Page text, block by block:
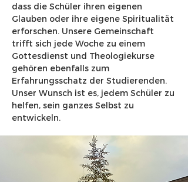
dass die Schüler ihren eigenen
Glauben oder ihre eigene Spiritualität
erforschen. Unsere Gemeinschaft
trifft sich jede Woche zu einem
Gottesdienst und Theologiekurse
gehören ebenfalls zum
Erfahrungsschatz der Studierenden.
Unser Wunsch ist es, jedem Schüler zu
helfen, sein ganzes Selbst zu
entwickeln.